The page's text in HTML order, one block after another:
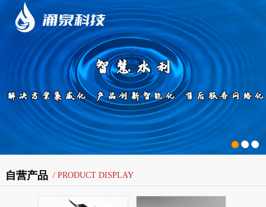
自营产品/ PRODUCT DISPLAY